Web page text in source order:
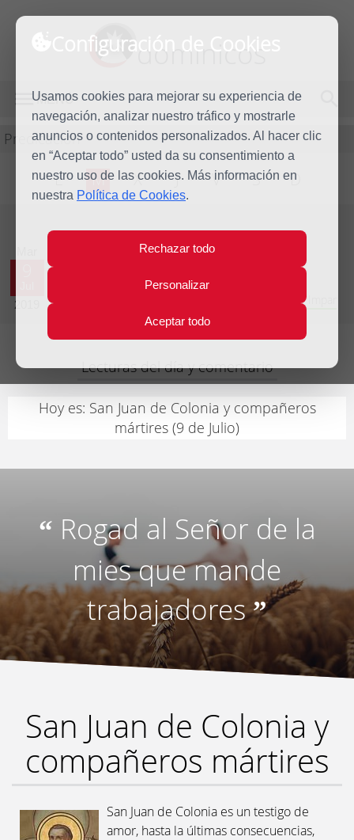
Configuración de Cookies
Usamos cookies para mejorar su experiencia de
navegación, analizar nuestro tráfico y mostrarle
anuncios o contenidos personalizados. Al hacer clic
en “Aceptar todo” usted da su consentimiento a
nuestro uso de las cookies. Más información en
nuestra Política de Cookies.
Rechazar todo
Personalizar
Aceptar todo
dominicos
MENÚ
Predicación
L M X J V S D
2019
Evangelio del día
Decimocuarta semana del Tiempo Ordinario - Año Impar
Lecturas del día y comentario
Hoy es: San Juan de Colonia y compañeros
mártires (9 de Julio)
“ Rogad al Señor de la
mies que mande
trabajadores”
San Juan de Colonia y
compañeros mártires
San Juan de Colonia es un testigo de
amor, hasta la últimas consecuencias,